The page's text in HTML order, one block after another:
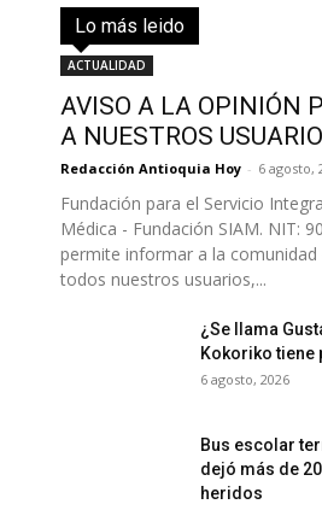
Lo más leidoTodo
ACTUALIDAD
AVISO A LA OPINIÓN
A NUESTROS
Redacción Antioquia Hoy - 6 agosto,
Fundación para el Servicio
Médica - Fundación SIAM. NIT:
permite informar a la comunidad
todos nuestros usuarios,...
¿Se llama
Kokoriko tiene
6 agosto, 2026
Bus escolar
dejó más de
heridos